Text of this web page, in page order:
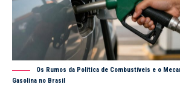
Os Rumos da Política de Combustíveis e o
Gasolina no Brasil